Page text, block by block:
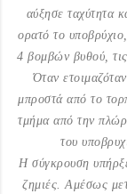
αύξησε ταχύτητα
ορατό το
4 βομβών βυθού,
Όταν
μπροστά από το
τμήμα από την
του
Η σύγκρουση
ζημιές. Αμέσως